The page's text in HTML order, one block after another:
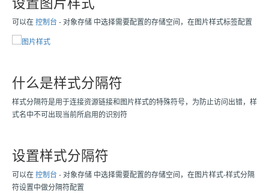
可以在控制台 - 对象存储 中选择需要配置的存储空间，在图片样式标签配置
什么是样式分隔符
样式分隔符是用于连接资源链接和图片样式的特殊符号，为防止访问出错，样
式名中不可出现当前所启用的识别符
设置样式分隔符
可以在控制台 - 对象存储 中选择需要配置的存储空间，在图片样式-样式分隔
符设置中做分隔符配置